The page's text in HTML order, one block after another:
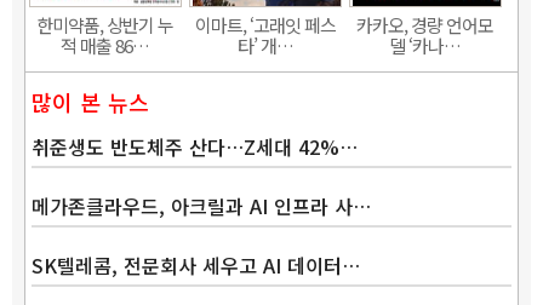
한미약품, 상반기 누
적 매출 86…
이마트, ‘고래잇 페스
타’ 개…
카카오, 경량 언어모
델 ‘카나…
많이 본 뉴스
취준생도 반도체주 산다…Z세대 42%…
메가존클라우드, 아크릴과 AI 인프라 사…
SK텔레콤, 전문회사 세우고 AI 데이터…